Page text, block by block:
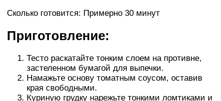
Сколько готовится: Примерно 30 минут
Приготовление:
Тесто раскатайте тонким слоем на противне,
застеленном бумагой для выпечки.
Намажьте основу томатным соусом, оставив
края свободными.
Куриную грудку нарежьте тонкими ломтиками и